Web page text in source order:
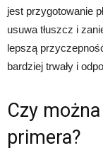
jest przygotowanie
usuwa tłuszcz i
lepszą
bardziej trwały i
Czy
primera?